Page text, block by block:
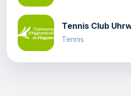
Tennis Club
Tennis